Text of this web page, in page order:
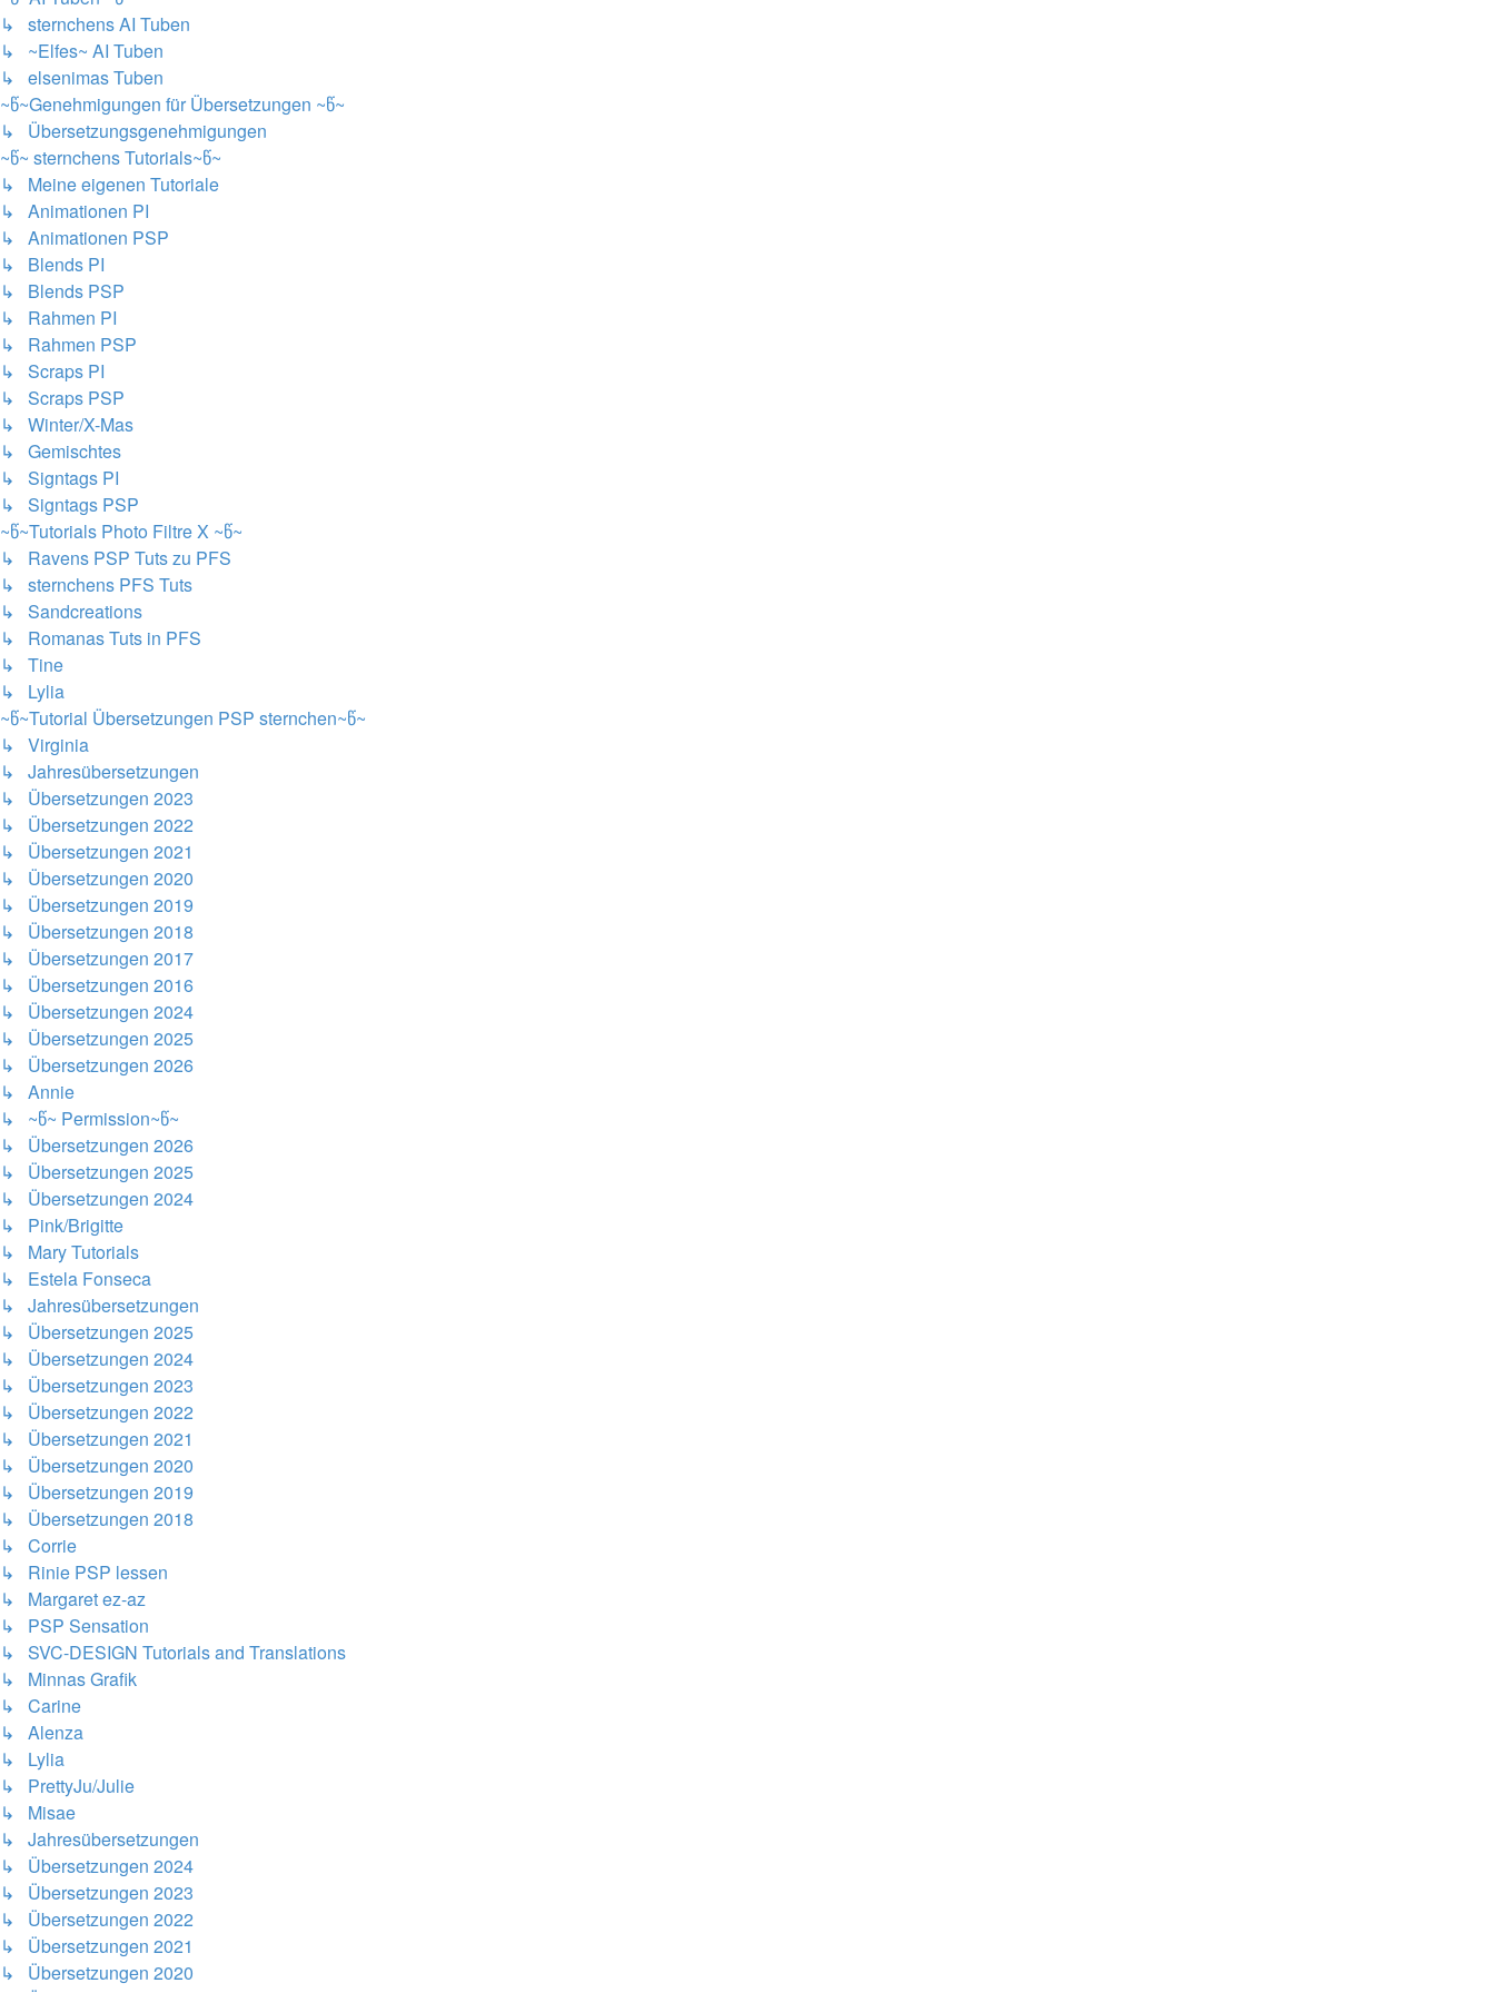
↳ sternchens AI Tuben
↳ ~Elfes~ AI Tuben
↳ elsenimas Tuben
~წ~Genehmigungen für Übersetzungen ~წ~
↳ Übersetzungsgenehmigungen
~წ~ sternchens Tutorials~წ~
↳ Meine eigenen Tutoriale
↳ Animationen PI
↳ Animationen PSP
↳ Blends PI
↳ Blends PSP
↳ Rahmen PI
↳ Rahmen PSP
↳ Scraps PI
↳ Scraps PSP
↳ Winter/X-Mas
↳ Gemischtes
↳ Signtags PI
↳ Signtags PSP
~წ~Tutorials Photo Filtre X ~წ~
↳ Ravens PSP Tuts zu PFS
↳ sternchens PFS Tuts
↳ Sandcreations
↳ Romanas Tuts in PFS
↳ Tine
↳ Lylia
~წ~Tutorial Übersetzungen PSP sternchen~წ~
↳ Virginia
↳ Jahresübersetzungen
↳ Übersetzungen 2023
↳ Übersetzungen 2022
↳ Übersetzungen 2021
↳ Übersetzungen 2020
↳ Übersetzungen 2019
↳ Übersetzungen 2018
↳ Übersetzungen 2017
↳ Übersetzungen 2016
↳ Übersetzungen 2024
↳ Übersetzungen 2025
↳ Übersetzungen 2026
↳ Annie
↳ ~წ~ Permission~წ~
↳ Übersetzungen 2026
↳ Übersetzungen 2025
↳ Übersetzungen 2024
↳ Pink/Brigitte
↳ Mary Tutorials
↳ Estela Fonseca
↳ Jahresübersetzungen
↳ Übersetzungen 2025
↳ Übersetzungen 2024
↳ Übersetzungen 2023
↳ Übersetzungen 2022
↳ Übersetzungen 2021
↳ Übersetzungen 2020
↳ Übersetzungen 2019
↳ Übersetzungen 2018
↳ Corrie
↳ Rinie PSP lessen
↳ Margaret ez-az
↳ PSP Sensation
↳ SVC-DESIGN Tutorials and Translations
↳ Minnas Grafik
↳ Carine
↳ Alenza
↳ Lylia
↳ PrettyJu/Julie
↳ Misae
↳ Jahresübersetzungen
↳ Übersetzungen 2024
↳ Übersetzungen 2023
↳ Übersetzungen 2022
↳ Übersetzungen 2021
↳ Übersetzungen 2020